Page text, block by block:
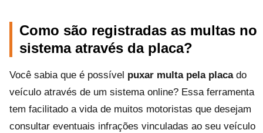
Como são registradas as multas no
sistema através da placa?
Você sabia que é possível puxar multa pela placado
veículo através de um sistema online? Essa ferramenta
tem facilitado a vida de muitos motoristas que desejam
consultar eventuais infrações vinculadas ao seu veículo